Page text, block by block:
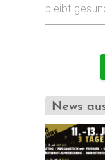
bleibt
News